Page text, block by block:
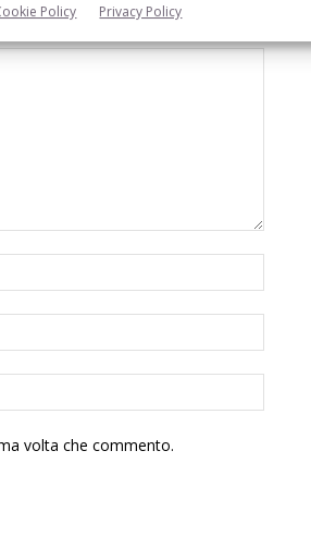
Policy Privacy Policy
volta che commento.